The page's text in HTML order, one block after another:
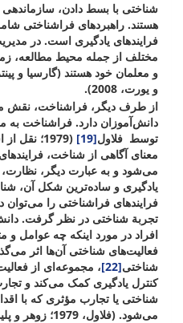
شناختی با بسط دادن، سازماندهی
هستند. راهبردهای فراشناختی
فرایندهای یادگیری است. در
مختلف از جمله محیط مطالعه،
و معلمان خود هستند (گارسیا و
و یورت، 2008).
از طرف دیگر، فراشناخت، نقش
دانش‌آموزان دارد. فراشناخت به
توسط فلاول[19] (1979؛ نقل از استاوریانپولوز
معنای آگاهی از شناخت،
می‌شود و به عبارت دیگر، نظارت،
یادگیری و ساده‌ترین شکل آن،
فرایندهای فراشناختی را
تجربة شناختی در نظر گرفت.
افراد در مورد اینکه چه عوامل و
فعالیت‌های شناختی آن‌ها اثر
شناختی[22]
، مجموعه‌ای از
کنترل یادگیری کمک می‌کند و
شناختی یا تجارب مؤثری که با
می‌شود. (فلاول، 1979؛ زوهر و پلید